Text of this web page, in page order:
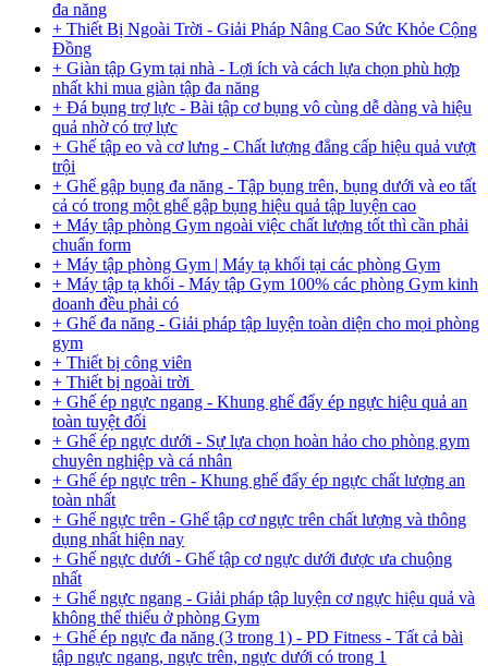
đa năng
+ Thiết Bị Ngoài Trời - Giải Pháp Nâng Cao Sức Khỏe Cộng
Đồng
+ Giàn tập Gym tại nhà - Lợi ích và cách lựa chọn phù hợp
nhất khi mua giàn tập đa năng
+ Đá bụng trợ lực - Bài tập cơ bụng vô cùng dễ dàng và hiệu
quả nhờ có trợ lực
+ Ghế tập eo và cơ lưng - Chất lượng đẳng cấp hiệu quả vượt
trội
+ Ghế gập bụng đa năng - Tập bụng trên, bụng dưới và eo tất
cả có trong một ghế gập bụng hiệu quả tập luyện cao
+ Máy tập phòng Gym ngoài việc chất lượng tốt thì cần phải
chuẩn form
+ Máy tập phòng Gym | Máy tạ khối tại các phòng Gym
+ Máy tập tạ khối - Máy tập Gym 100% các phòng Gym kinh
doanh đều phải có
+ Ghế đa năng - Giải pháp tập luyện toàn diện cho mọi phòng
gym
+ Thiết bị công viên
+ Thiết bị ngoài trời
+ Ghế ép ngực ngang - Khung ghế đẩy ép ngực hiệu quả an
toàn tuyệt đối
+ Ghế ép ngực dưới - Sự lựa chọn hoàn hảo cho phòng gym
chuyên nghiệp và cá nhân
+ Ghế ép ngực trên - Khung ghế đẩy ép ngực chất lượng an
toàn nhất
+ Ghế ngực trên - Ghế tập cơ ngực trên chất lượng và thông
dụng nhất hiện nay
+ Ghế ngực dưới - Ghế tập cơ ngực dưới được ưa chuộng
nhất
+ Ghế ngực ngang - Giải pháp tập luyện cơ ngực hiệu quả và
không thể thiếu ở phòng Gym
+ Ghế ép ngực đa năng (3 trong 1) - PD Fitness - Tất cả bài
tập ngực ngang, ngực trên, ngực dưới có trong 1